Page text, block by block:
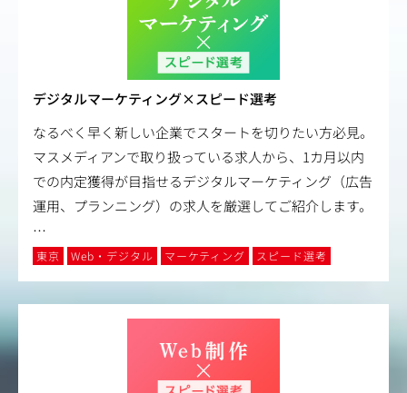
デジタルマーケティング×スピード選考
なるべく早く新しい企業でスタートを切りたい方必見。
マスメディアンで取り扱っている求人から、1カ月以内
での内定獲得が目指せるデジタルマーケティング（広告
運用、プランニング）の求人を厳選してご紹介します。
…
東京 Web・デジタル マーケティング スピード選考